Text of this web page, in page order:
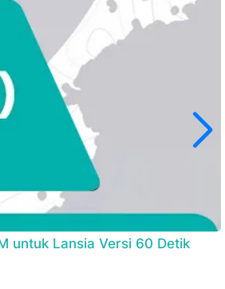
untuk Lansia Versi 60 Detik